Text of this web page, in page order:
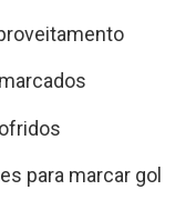
para marcar gol